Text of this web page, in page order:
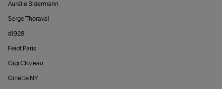
Aurélie Bidermann
Serge Thoraval
d1928
Feidt Paris
Gigi Clozeau
Ginette NY